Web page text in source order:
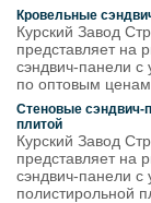
Кровельные
Курский Завод
представляет на
сэндвич-панели с
по оптовым
Стеновые сэндвич-
плитой
Курский Завод
представляет на
сэндвич-панели с
полистирольной